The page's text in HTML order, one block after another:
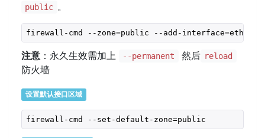
public 。
firewall-cmd --zone=public --add-interface=eth0
注意 ：永久生效需加上 --permanent 然后 reload
防火墙
设置默认接口区域
firewall-cmd --set-default-zone=public